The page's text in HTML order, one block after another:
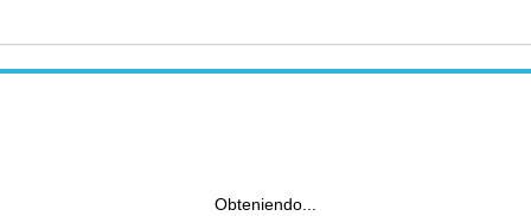
Obteniendo...